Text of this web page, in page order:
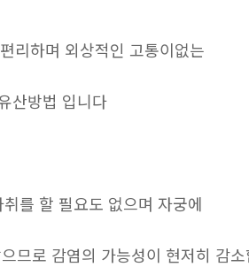
리하며 외상적인 고통이없는
산방법 입니다
를 할 필요도 없으며 자궁에
므로 감염의 가능성이 현저히 감